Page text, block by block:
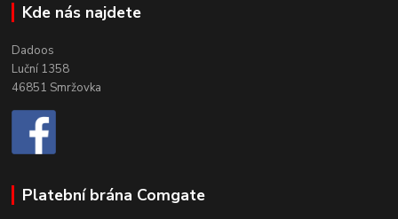
Kde nás najdete
Dadoos
Luční 1358
46851 Smržovka
Platební brána Comgate